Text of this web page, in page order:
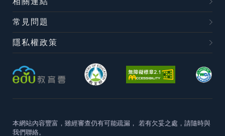
常見問題
隱私權政策
本網站內容豐富，雖經審查仍有可能疏漏， 若有欠妥之處，請隨時與
我們聯絡。